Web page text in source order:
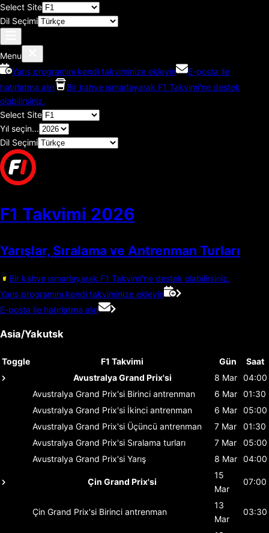
Select Site
Dil Seçimi
Menu
Yarış programını kendi takviminize ekleyin
E-posta ile
hatırlatma alın
Bir kahve ısmarlayarak F1 Takvimi'ne destek
olabilirsiniz.
Select Site
Yıl seçin...
Dil Seçimi
F1 Takvimi 2026
Yarışlar, Sıralama ve Antrenman Turları
Bir kahve ısmarlayarak F1 Takvimi'ne destek olabilirsiniz.
Yarış programını kendi takviminize ekleyin
E-posta ile hatırlatma alın
Asia/Yakutsk
Toggle F1 Takvimi Gün
Saat
Avustralya Grand Prix'si
8 Mar 04:00
Avustralya Grand Prix'si Birinci antrenman 6 Mar 01:30
Avustralya Grand Prix'si İkinci antrenman 6 Mar 05:00
Avustralya Grand Prix'si Üçüncü antrenman 7 Mar
01:30
Avustralya Grand Prix'si Sıralama turları 7 Mar
05:00
Avustralya Grand Prix'si Yarış 8 Mar 04:00
Çin Grand Prix'si
15
Mar
07:00
Çin Grand Prix'si Birinci antrenman
13
Mar
03:30